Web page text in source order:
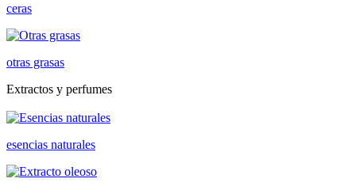
ceras
otras grasas
Extractos y perfumes
esencias naturales